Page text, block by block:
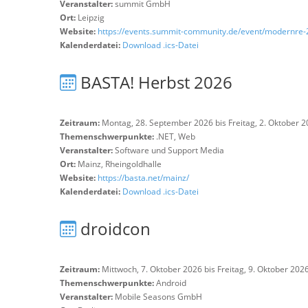
Veranstalter:summit GmbH
Ort: Leipzig
Website: https://events.summit-community.de/event/
Kalenderdatei: Download .ics-Datei
BASTA! Herbst 2026
Zeitraum: Montag, 28. September 2026 bis Freitag, 2. Oktober
Themenschwerpunkte: .NET, Web
Veranstalter:Software und Support Media
Ort: Mainz, Rheingoldhalle
Website: https://basta.net/mainz/
Kalenderdatei: Download .ics-Datei
droidcon
Zeitraum: Mittwoch, 7. Oktober 2026 bis Freitag, 9. Oktober
Themenschwerpunkte:Android
Veranstalter: Mobile Seasons GmbH